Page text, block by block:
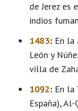
de Jerez es
indios
1483: En la
León y
villa de
1092: En la
España),